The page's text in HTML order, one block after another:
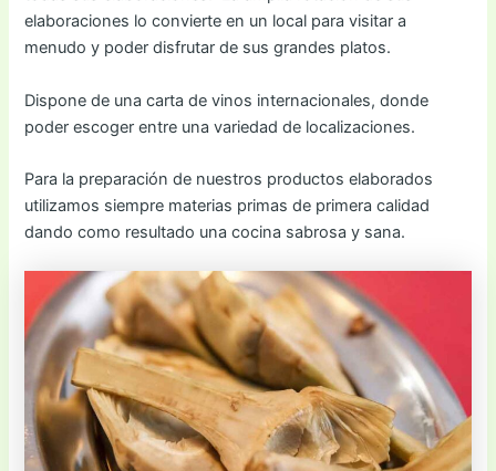
elaboraciones lo convierte en un local para visitar a
menudo y poder disfrutar de sus grandes platos.
Dispone de una carta de vinos internacionales, donde
poder escoger entre una variedad de localizaciones.
Para la preparación de nuestros productos elaborados
utilizamos siempre materias primas de primera calidad
dando como resultado una cocina sabrosa y sana.